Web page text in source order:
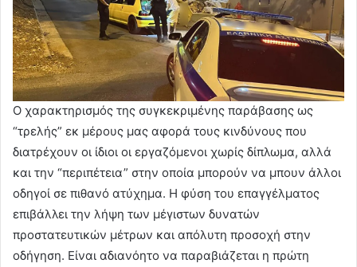
Ο χαρακτηρισμός της συγκεκριμένης παράβασης ως
“τρελής” εκ μέρους μας αφορά τους κινδύνους που
διατρέχουν οι ίδιοι οι εργαζόμενοι χωρίς δίπλωμα, αλλά
και την “περιπέτεια” στην οποία μπορούν να μπουν άλλοι
οδηγοί σε πιθανό ατύχημα. Η φύση του επαγγέλματος
επιβάλλει την λήψη των μέγιστων δυνατών
προστατευτικών μέτρων και απόλυτη προσοχή στην
οδήγηση. Είναι αδιανόητο να παραβιάζεται η πρώτη